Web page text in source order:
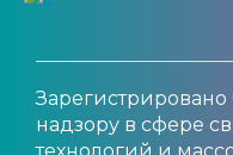
надзору в сфере
технологий и